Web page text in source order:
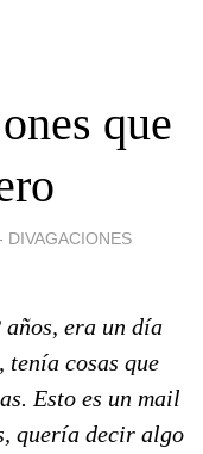
que
DIVAGACIONES
era un día
cosas que
Esto es un mail
quería decir algo